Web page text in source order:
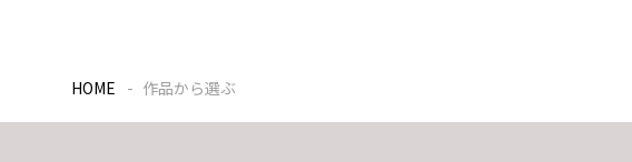
HOME 作品から選ぶ